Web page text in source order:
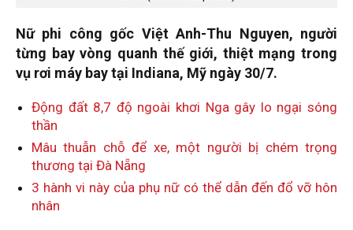
Nữ phi công gốc Việt Anh-Thu Nguyen, người
từng bay vòng quanh thế giới, thiệt mạng trong
vụ rơi máy bay tại Indiana, Mỹ ngày 30/7.
Động đất 8,7 độ ngoài khơi Nga gây lo ngại sóng
thần
Mâu thuẫn chỗ để xe, một người bị chém trọng
thương tại Đà Nẵng
3 hành vi này của phụ nữ có thể dẫn đến đổ vỡ hôn
nhân